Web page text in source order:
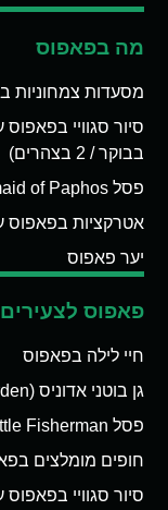
מה בפאפוס
מסעדות צמחוניות
בבוקר / 2 בצהרים)
פסל The Mermaid of Paphos – בת הים של פאפוס.
אטרקציות בפאפוס
יער פאפוס
פאפוס לצעירים
חיי לילה בפאפוס
גן בוטני אדוניס (Adonis Botanical Garden) בפאפוס
פסל The Little Fisherman ("הדייג הקטן") בטיילת פאפוס
חופים מומלצים